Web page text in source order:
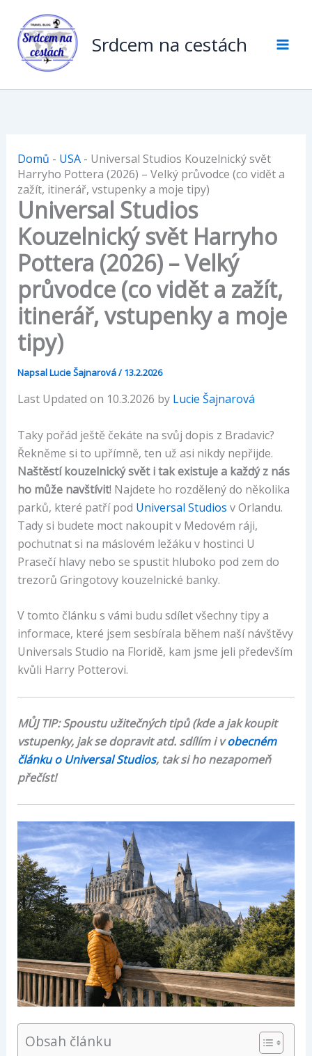
obsah
Srdcem na cestách
Domů - USA- Universal Studios Kouzelnický svět
Harryho Pottera (2026) – Velký průvodce (co vidět a
zažít, itinerář, vstupenky a moje tipy)
Universal Studios
Kouzelnický svět Harryho
Pottera (2026) – Velký
průvodce (co vidět a zažít,
itinerář, vstupenky a moje
tipy)
NapsalLucie Šajnarová/13.2.2026
Last Updated on 10.3.2026 by Lucie Šajnarová
Taky pořád ještě čekáte na svůj dopis z Bradavic?
Řekněme si to upřímně, ten už asi nikdy nepřijde.
Naštěstí kouzelnický svět i tak existuje a každý z nás
ho může navštívit! Najdete ho rozdělený do několika
parků, které patří pod Universal Studios v Orlandu.
Tady si budete moct nakoupit v Medovém ráji,
pochutnat si na máslovém ležáku v hostinci U
Prasečí hlavy nebo se spustit hluboko pod zem do
trezorů Gringotovy kouzelnické banky.
V tomto článku s vámi budu sdílet všechny tipy a
informace, které jsem sesbírala během naší návštěvy
Universals Studio na Floridě, kam jsme jeli především
kvůli Harry Potterovi.
MŮJ TIP: Spoustu užitečných tipů (kde a jak koupit
vstupenky, jak se dopravit atd. sdílím i vobecném
článku o Universal Studios, tak si ho nezapomeň
přečíst!
Obsah článku